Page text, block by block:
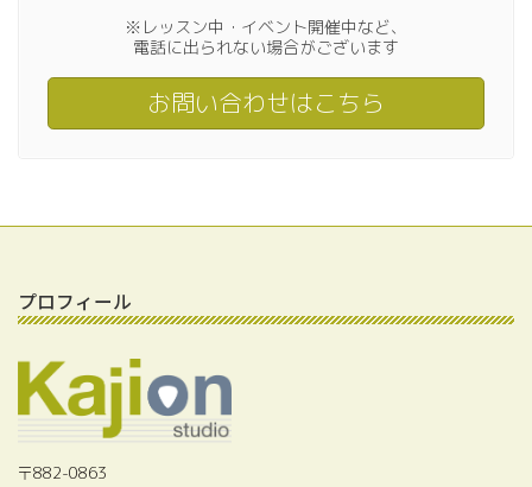
※レッスン中・イベント開催中など、
電話に出られない場合がございます
お問い合わせはこちら
プロフィール
〒882-0863